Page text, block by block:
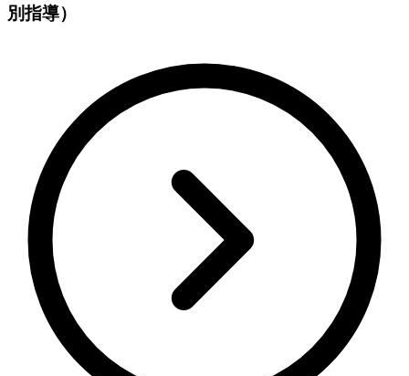
別指導）